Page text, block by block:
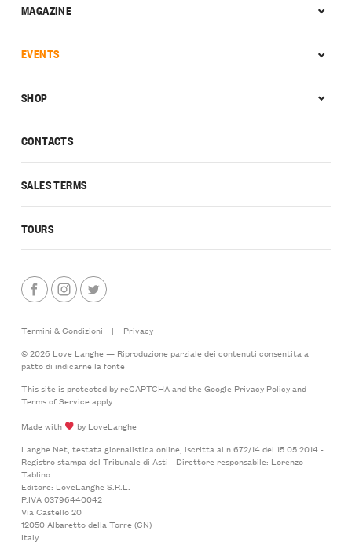
CONTACTS
SALES TERMS
TOURS
MAGAZINE
EVENTS
SHOP
Termini & Condizioni |
Privacy
© 2026 Love Langhe — Riproduzione parziale dei contenuti consentita a
patto di indicarne la fonte
This site is protected by reCAPTCHA and the Google Privacy Policyand
Terms of Serviceapply
Made with
by LoveLanghe
Langhe.Net, testata giornalistica online, iscritta al n.672/14 del 15.05.2014 -
Registro stampa del Tribunale di Asti - Direttore responsabile: Lorenzo
Tablino.
Editore: LoveLanghe S.R.L.
P.IVA 03796440042
Via Castello 20
12050 Albaretto della Torre (CN)
Italy